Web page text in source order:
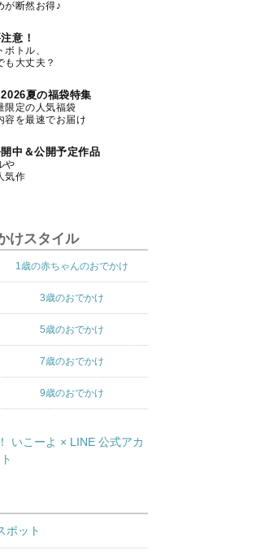
が断然お得♪
意！
トル、
も大丈夫？
夏の福袋特集
限定の人気福袋
容を最速でお届け
開中＆公開予定作品
や
気作
けスタイル
1歳の赤ちゃんのおでかけ
3歳のおでかけ
5歳のおでかけ
7歳のおでかけ
9歳のおでかけ
ポット